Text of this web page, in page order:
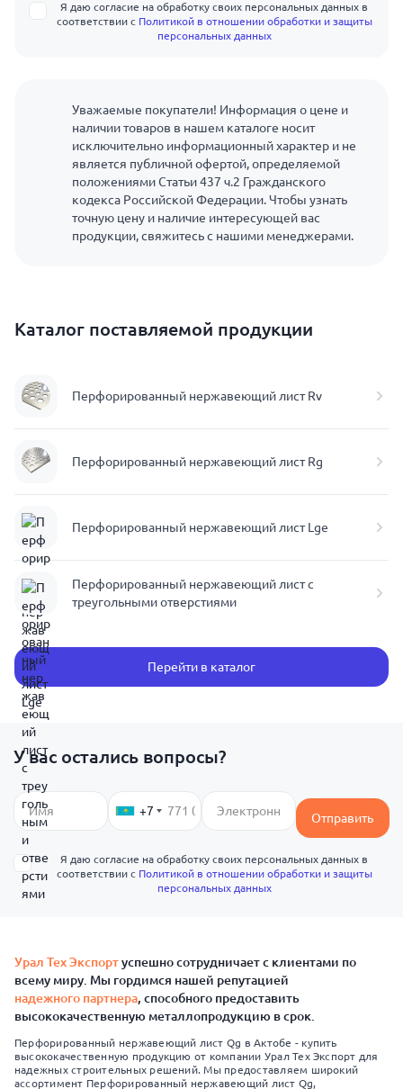
Я даю согласие на обработку своих персональных данных в
соответствии с Политикой в отношении обработки и защиты
персональных данных
Уважаемые покупатели! Информация о цене и
наличии товаров в нашем каталоге носит
исключительно информационный характер и не
является публичной офертой, определяемой
положениями Статьи 437 ч.2 Гражданского
кодекса Российской Федерации. Чтобы узнать
точную цену и наличие интересующей вас
продукции, свяжитесь с нашими менеджерами.
Каталог поставляемой продукции
Перфорированный нержавеющий лист Rv
Перфорированный нержавеющий лист Rg
Перфорированный нержавеющий лист Lge
Перфорированный нержавеющий лист с
треугольными отверстиями
Перейти в каталог
У вас остались вопросы?
+7 Отправить
Я даю согласие на обработку своих персональных данных в
соответствии с Политикой в отношении обработки и защиты
персональных данных
Урал Тех Экспортуспешно сотрудничает с клиентами по
всему миру. Мы гордимся нашей репутацией
надежного партнера, способного предоставить
высококачественную металлопродукцию в срок.
Перфорированный нержавеющий лист Qg в Актобе - купить
высококачественную продукцию от компании Урал Тех Экспорт для
надежных строительных решений. Мы предоставляем широкий
ассортимент Перфорированный нержавеющий лист Qg,